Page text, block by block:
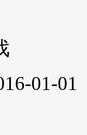
01-01